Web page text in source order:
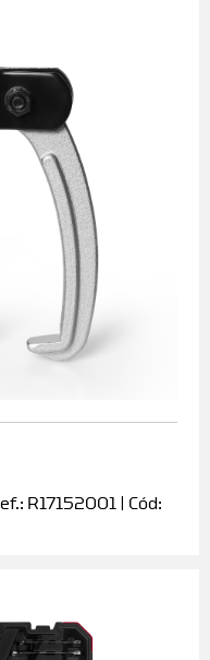
R17152001 | Cód: